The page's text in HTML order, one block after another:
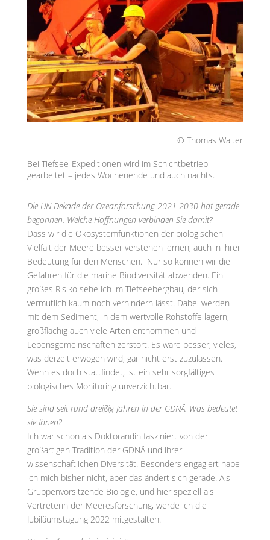
© Thomas Walter
Bei Tiefsee-Expeditionen wird im Schichtbetrieb
gearbeitet – jedes Wochenende und auch nachts.
Die UN-Dekade der Ozeanforschung 2021-2030 hat gerade
begonnen. Welche Hoffnungen verbinden Sie damit?
Dass wir die Ökosystemfunktionen der biologischen
Vielfalt der Meere besser verstehen lernen, auch in ihrer
Bedeutung für den Menschen. Nur so können wir die
Gefahren für die marine Biodiversität abwenden. Ein
großes Risiko sehe ich im Tiefseebergbau, der sich
vermutlich kaum noch verhindern lässt. Dabei werden
mit dem Sediment, in dem wertvolle Rohstoffe lagern,
großflächig auch viele Arten entnommen und
Lebensgemeinschaften zerstört. Es wäre besser, vieles,
was derzeit erwogen wird, gar nicht erst zuzulassen.
Wenn es doch stattfindet, ist ein sehr sorgfältiges
biologisches Monitoring unverzichtbar.
Sie sind seit rund dreißig Jahren in der GDNÄ. Was bedeutet
sie Ihnen?
Ich war schon als Doktorandin fasziniert von der
großartigen Tradition der GDNÄ und ihrer
wissenschaftlichen Diversität. Besonders engagiert habe
ich mich bisher nicht, aber das ändert sich gerade. Als
Gruppenvorsitzende Biologie, und hier speziell als
Vertreterin der Meeresforschung, werde ich die
Jubiläumstagung 2022 mitgestalten.